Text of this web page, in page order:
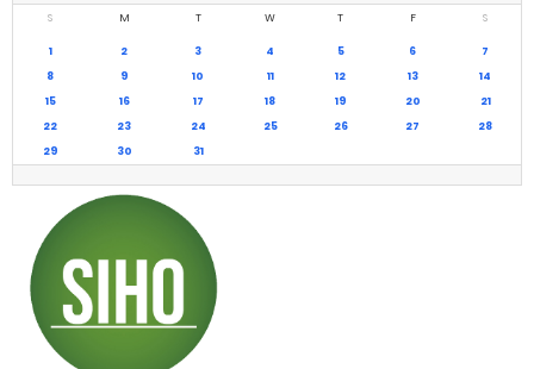
S M T W T F S
1 2 3 4 5 6
7
8
9 10 11 12 13
14
15
16 17 18 19 20
21
22
23 24 25 26 27
28
29
30 31